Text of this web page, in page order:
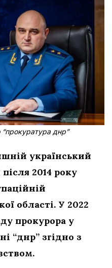
днр”
український
2014 року
області. У 2022
прокурора у
“днр” згідно з